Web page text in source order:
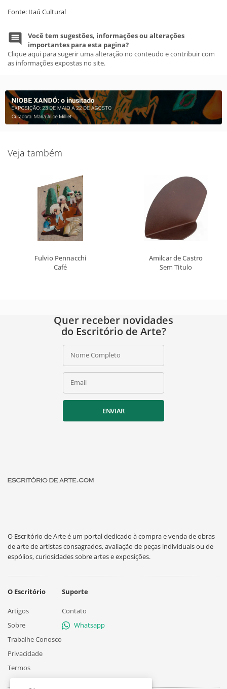
Fonte: Itaú Cultural
Você tem sugestões, informações ou alterações
importantes para esta pagina?
Clique aqui para sugerir uma alteração no conteudo e contribuir com
as informações expostas no site.
Veja também
Fulvio Pennacchi
Café
Amilcar de Castro
Sem Titulo
Quer receber novidades
do Escritório de Arte?
Nome Completo
Email
ENVIAR
O Escritório de Arte é um portal dedicado à compra e venda de obras
de arte de artistas consagrados, avaliação de peças individuais ou de
espólios, curiosidades sobre artes e exposições.
O Escritório
Artigos
Sobre
Trabalhe Conosco
Privacidade
Termos
Suporte
Contato
Whatsapp